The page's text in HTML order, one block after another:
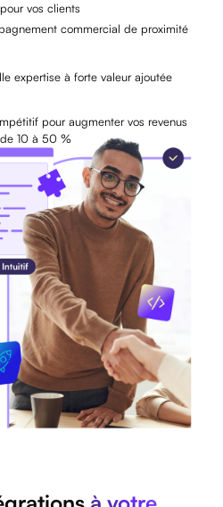
vos clients
commercial de proximité
expertise à forte valeur ajoutée
pour augmenter vos revenus
10 à 50 %